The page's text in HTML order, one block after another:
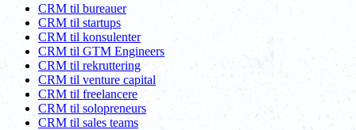
CRM til bureauer
CRM til startups
CRM til konsulenter
CRM til GTM Engineers
CRM til rekruttering
CRM til venture capital
CRM til freelancere
CRM til solopreneurs
CRM til sales teams